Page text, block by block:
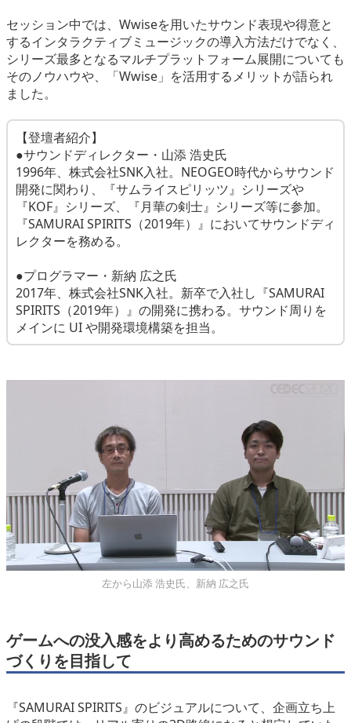
セッション中では、Wwiseを用いたサウンド表現や得意と
するインタラクティブミュージックの導入方法だけでなく、
シリーズ最多となるマルチプラットフォーム展開についても
そのノウハウや、「Wwise」を活用するメリットが語られ
ました。
【登壇者紹介】
●サウンドディレクター・山添 浩史氏
1996年、株式会社SNK入社。NEOGEO時代からサウンド
開発に関わり、『サムライスピリッツ』シリーズや
『KOF』シリーズ、『月華の剣士』シリーズ等に参加。
『SAMURAI SPIRITS（2019年）』においてサウンドディ
レクターを務める。
●プログラマー・新納 広之氏
2017年、株式会社SNK入社。新卒で入社し『SAMURAI
SPIRITS（2019年）』の開発に携わる。サウンド周りを
メインに UI や開発環境構築を担当。
左から山添 浩史氏、新納 広之氏
ゲームへの没入感をより高めるためのサウンド
づくりを目指して
『SAMURAI SPIRITS』のビジュアルについて、企画立ち上